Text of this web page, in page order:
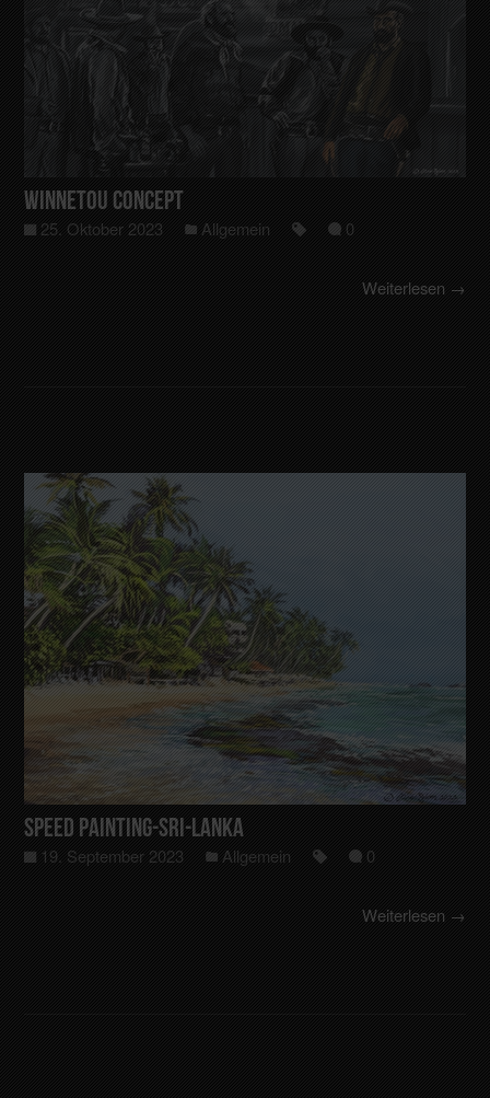
Winnetou Concept
25. Oktober 2023 Allgemein 0
Weiterlesen →
Speed Painting-Sri-Lanka
19. September 2023 Allgemein 0
Weiterlesen →